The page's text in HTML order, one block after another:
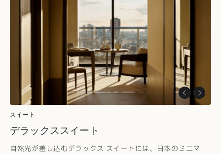
スイート
デラックススイート
自然光が差し込むデラックス スイートには、日本のミニマ